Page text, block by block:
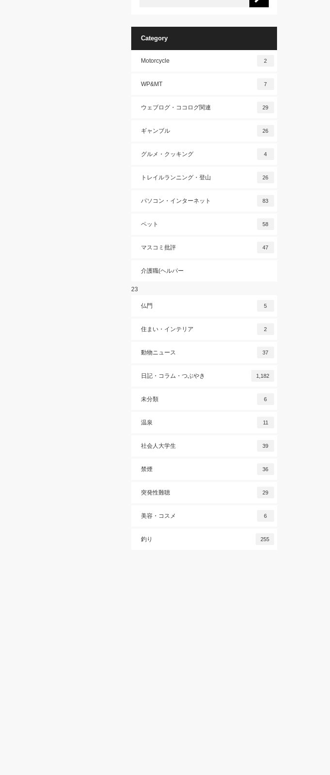
Category
Motorcycle 2
WP&MT 7
ウェブログ・ココログ関連 29
ギャンブル 26
グルメ・クッキング 4
トレイルランニング・登山 26
パソコン・インターネット 83
ペット 58
マスコミ批評 47
介護職(ヘルパー
23
仏門 5
住まい・インテリア 2
動物ニュース 37
日記・コラム・つぶやき 1,182
未分類 6
温泉 11
社会人大学生 39
禁煙 36
突発性難聴 29
美容・コスメ 6
釣り 255